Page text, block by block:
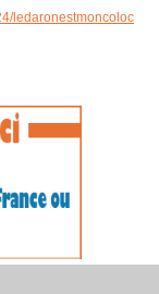
ledaronestmoncoloc